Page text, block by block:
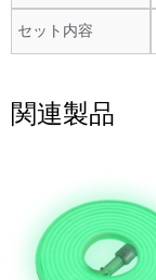
セット内容
関連製品